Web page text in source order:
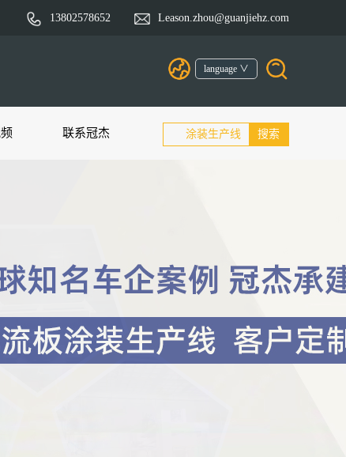
13802578652 Leason.zhou@guanjiehz.com
language ∨
联系冠杰